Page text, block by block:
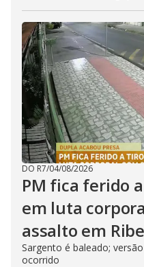
DO R7/04/08/2026
PM fica ferido
em luta
assalto em
Sargento é baleado;
ocorrido